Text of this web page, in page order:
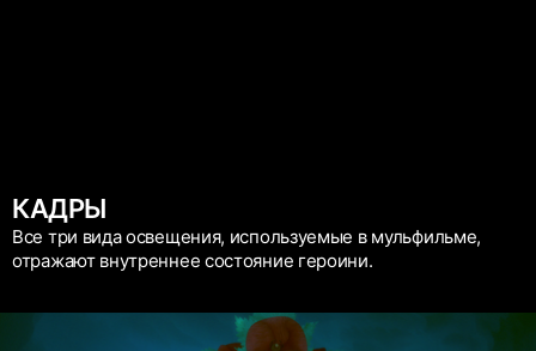
КАДРЫ
Все три вида освещения, используемые в мульфильме,
отражают внутреннее состояние героини.